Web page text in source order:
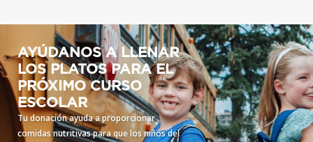
AYÚDANOS A LLENAR
LOS PLATOS PARA EL
PRÓXIMO CURSO
ESCOLAR
Tu donación ayuda a proporcionar
comidas nutritivas para que los niños del